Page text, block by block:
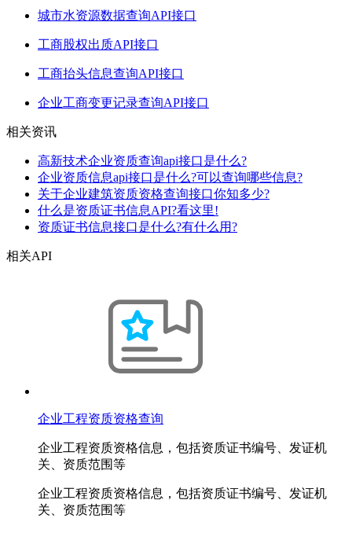
城市水资源数据查询API接口
工商股权出质API接口
工商抬头信息查询API接口
企业工商变更记录查询API接口
相关资讯
高新技术企业资质查询api接口是什么?
企业资质信息api接口是什么?可以查询哪些信息?
关于企业建筑资质资格查询接口你知多少?
什么是资质证书信息API?看这里!
资质证书信息接口是什么?有什么用?
相关API
企业工程资质资格查询
企业工程资质资格信息，包括资质证书编号、发证机
关、资质范围等
企业工程资质资格信息，包括资质证书编号、发证机
关、资质范围等